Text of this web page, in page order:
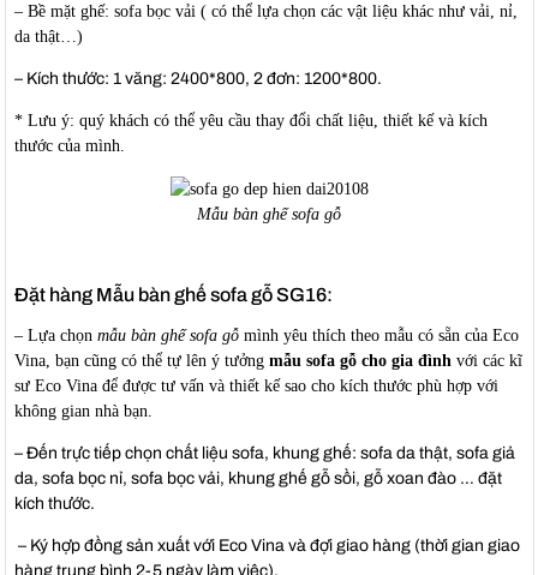
– Bề mặt ghế: sofa bọc vải ( có thể lựa chọn các vật liệu khác như vải, nỉ,
da thật…)
– Kích thước: 1 văng: 2400*800, 2 đơn: 1200*800.
* Lưu ý: quý khách có thể yêu cầu thay đổi chất liệu, thiết kế và kích
thước của mình.
Mẫu bàn ghế sofa gỗ
Đặt hàng Mẫu bàn ghế sofa gỗ SG16:
– Lựa chọn mẫu bàn ghế sofa gỗmình yêu thích theo mẫu có sẵn của Eco
Vina, bạn cũng có thể tự lên ý tưởng mẫu sofa gỗ cho gia đình với các kĩ
sư Eco Vina để được tư vấn và thiết kế sao cho kích thước phù hợp với
không gian nhà bạn.
– Đến trực tiếp chọn chất liệu sofa, khung ghế: sofa da thật, sofa giả
da, sofa bọc nỉ, sofa bọc vải, khung ghế gỗ sồi, gỗ xoan đào … đặt
kích thước.
– Ký hợp đồng sản xuất với Eco Vina và đợi giao hàng (thời gian giao
hàng trung bình 2-5 ngày làm việc).